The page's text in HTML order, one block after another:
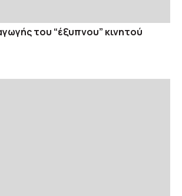
του “έξυπνου” κινητού